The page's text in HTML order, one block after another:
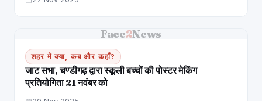
Face2News
शहर में क्या, कब और कहाँ?
जाट सभा, चण्डीगढ़ द्वारा स्कूली बच्चों की पोस्टर मेकिंग
प्रतियोगिता 21 नवंबर को